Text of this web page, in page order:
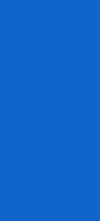
ေးဝန်ကြီးဌာန
ကြီးဌာန
းဌာန